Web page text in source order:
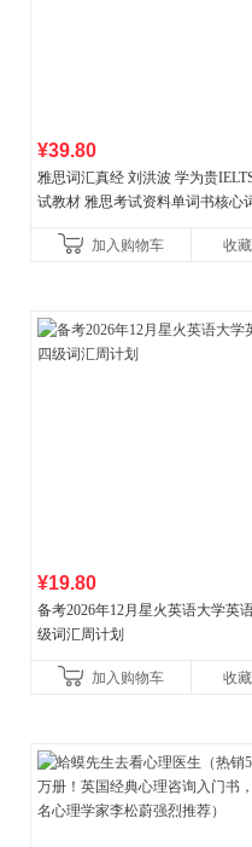
¥39.80
雅思词汇真经 刘洪波 学为贵
试教材 雅思考试资料单词书核心
加入购物车
收藏
¥19.80
备考2026年12月星火英语大学英
级词汇周计划
加入购物车 收藏